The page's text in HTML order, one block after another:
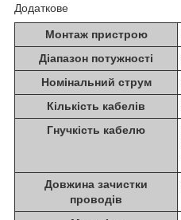
Додаткове
Монтаж пристрою
Діапазон потужності
Номінальний струм
Кількість кабелів
Гнучкість кабелю
Довжина зачистки
проводів